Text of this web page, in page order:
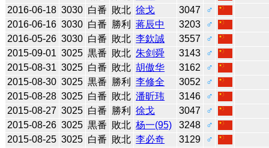
2016-06-18 3030 白番 敗北 徐戈 3047
♂
2016-06-16 3030 白番 勝利 蒋辰中 3203
♂
2016-05-26 3030 白番 敗北 李欽誠 3557
♂
2015-09-01 3025 黒番 敗北 朱剑舜 3143
♂
2015-08-31 3025 白番 敗北 胡傲华 3162
♂
2015-08-30 3025 黒番 勝利 李修全 3052
♂
2015-08-28 3025 白番 敗北 潘昕玮 3146
♂
2015-08-27 3025 白番 勝利 徐戈 3047
♂
2015-08-26 3025 黒番 敗北 杨一(95) 3248
♂
2015-08-25 3025 白番 敗北 李必奇 3129
♂